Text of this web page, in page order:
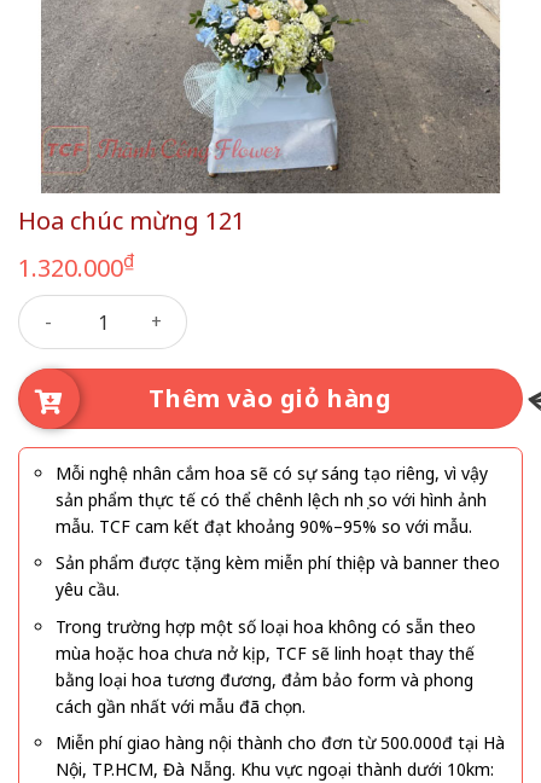
Hoa chúc mừng 121
1.320.000₫
Hoa chúc mừng 121 số lượng
Thêm vào giỏ hàng
Mỗi nghệ nhân cắm hoa sẽ có sự sáng tạo riêng, vì vậy
sản phẩm thực tế có thể chênh lệch nhẹ so với hình ảnh
mẫu. TCF cam kết đạt khoảng 90%–95% so với mẫu.
Sản phẩm được tặng kèm miễn phí thiệp và banner theo
yêu cầu.
Trong trường hợp một số loại hoa không có sẵn theo
mùa hoặc hoa chưa nở kịp, TCF sẽ linh hoạt thay thế
bằng loại hoa tương đương, đảm bảo form và phong
cách gần nhất với mẫu đã chọn.
Miễn phí giao hàng nội thành cho đơn từ 500.000đ tại Hà
Nội, TP.HCM, Đà Nẵng. Khu vực ngoại thành dưới 10km: